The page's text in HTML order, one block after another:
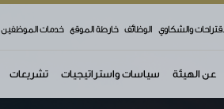
topوالشكاوي الوظائف خارطة الموقع خدمات الموظفين
عن الهيئة سياسات واستراتيجيات تشريعات